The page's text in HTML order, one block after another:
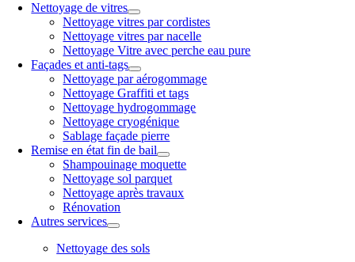
Nettoyage de vitres
Nettoyage vitres par cordistes
Nettoyage vitres par nacelle
Nettoyage Vitre avec perche eau pure
Façades et anti-tags
Nettoyage par aérogommage
Nettoyage Graffiti et tags
Nettoyage hydrogommage
Nettoyage cryogénique
Sablage façade pierre
Remise en état fin de bail
Shampouinage moquette
Nettoyage sol parquet
Nettoyage après travaux
Rénovation
Autres services
Nettoyage des sols